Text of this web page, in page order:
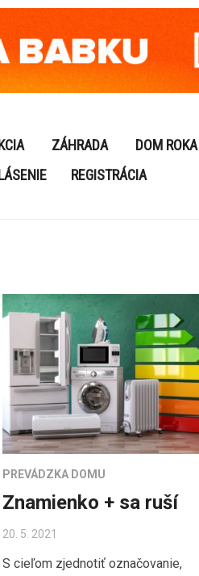
ZÁHRADA DOM ROKA
REGISTRÁCIA
PREVÁDZKA DOMU
Znamienko + sa ruší
20. 5. 2021
S cieľom zjednotiť označovanie,